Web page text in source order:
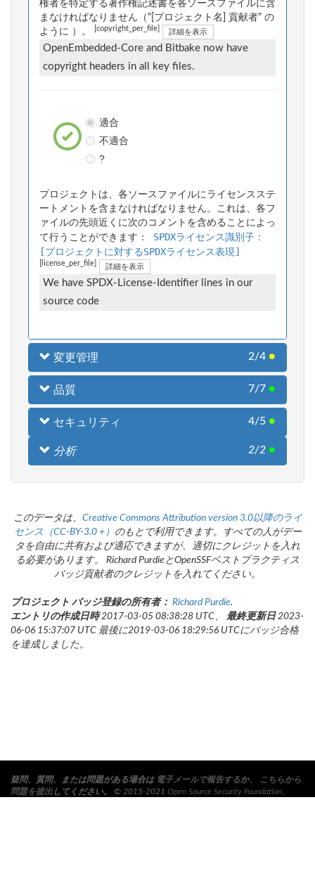
権者を特定する著作権記述書を各ソースファイルに含
まなければなりません（"[プロジェクト名] 貢献者" の
ように ）。
[copyright_per_file] 詳細を表示
OpenEmbedded-Core and Bitbake now have
copyright headers in all key files.
適合
不適合
?
プロジェクトは、各ソースファイルにライセンスステ
ートメントを含まなければなりません。これは、各フ
ァイルの先頭近くに次のコメントを含めることによっ
て行うことができます：
SPDXライセンス識別子：
[プロジェクトに対するSPDXライセンス表現]
[license_per_file] 詳細を表示
We have SPDX-License-Identifier lines in our
source code
変更管理 2/4 ●
品質 7/7 ●
セキュリティ 4/5 ●
分析 2/2 ●
このデータは、 Creative Commons Attribution version 3.0以降のライ
センス（CC-BY-3.0 +）
のもとで利用できます。すべての人がデー
タを自由に共有および適応できますが、適切にクレジットを入れ
る必要があります。 Richard PurdieとOpenSSFベストプラクティス
バッジ貢献者のクレジットを入れてください。
プロジェクト バッジ登録の所有者： Richard Purdie.
エントリの作成日時2017-03-05 08:38:28 UTC、 最終更新日2023-
06-06 15:37:07 UTC 最後に2019-03-06 18:29:56 UTCにバッジ合格
を達成しました。
疑問、質問、または問題がある場合は 電子メールで報告するか、
こちらから
問題を提出 してください。 © 2015-2021 Open Source Security Foundation